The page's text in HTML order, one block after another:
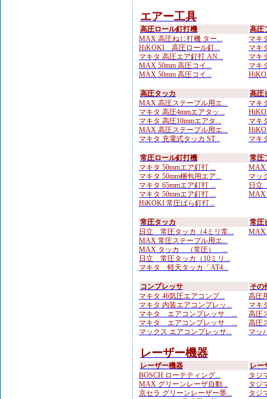
エアー工具
高圧ロール釘打機
MAX 高圧ねじ打機 ター...
HiKOKI 高圧ロール釘...
マキタ 高圧エア釘打 AN...
MAX 50mm 高圧コイ...
MAX 50mm 高圧コイ...
高圧
マキ
マキ
マキ
マキ
高圧タッカ
MAX 高圧ステープル用エ...
マキタ 高圧4mmエアタッ...
マキタ 高圧10mmエアタ...
MAX 高圧ステープル用エ...
マキタ 充電式タッカ ST...
高圧
マキ
マキ
マキ
常圧ロール釘打機
マキタ 50mmエア釘打 ...
マキタ 50mm梱包用エア...
マキタ 65mmエア釘打 ...
マキタ 50mmエア釘打 ...
HiKOKI 常圧ばら釘打...
常圧
MAX
マッ
日立
MAX
常圧タッカ
日立 常圧タッカ（4ミリ常...
MAX 常圧ステープル用エ...
MAX タッカ （常圧） ...
日立 常圧タッカ（10ミリ...
マキタ 軽天タッカ「AT4...
常圧
MAX
コンプレッサ
マキタ 46気圧エアコンプ...
マキタ 内装エアコンプレッ...
マキタ エアコンプレッサ ...
マキタ エアコンプレッサ ...
マックス エアコンプレッサ...
その
高圧
マキ
高圧
高圧
マッ
レーザー機器
レーザー機器
BOSCH ローテティング...
MAX グリーンレーザ自動...
京セラ グリーンレーザー墨...
レー
タジ
タジ
タジ